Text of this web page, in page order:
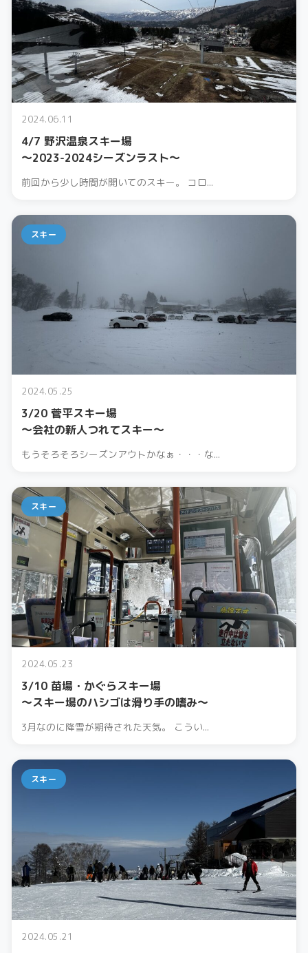
2024.06.11
4/7 野沢温泉スキー場
〜2023-2024シーズンラスト〜
前回から少し時間が開いてのスキー。 コロ...
スキー
2024.05.25
3/20 菅平スキー場
〜会社の新人つれてスキー〜
もうそろそろシーズンアウトかなぁ・・・な...
スキー
2024.05.23
3/10 苗場・かぐらスキー場
〜スキー場のハシゴは滑り手の嗜み〜
3月なのに降雪が期待された天気。 こうい...
スキー
2024.05.21